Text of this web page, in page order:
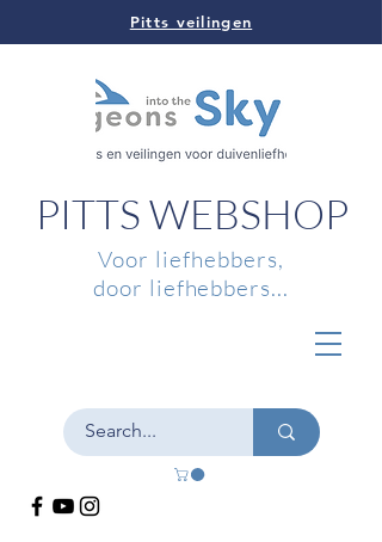
Pitts veilingen
PITTS WEBSHOP
Voor liefhebbers,
door liefhebbers...